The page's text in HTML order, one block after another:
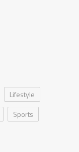
Lifestyle
Sports